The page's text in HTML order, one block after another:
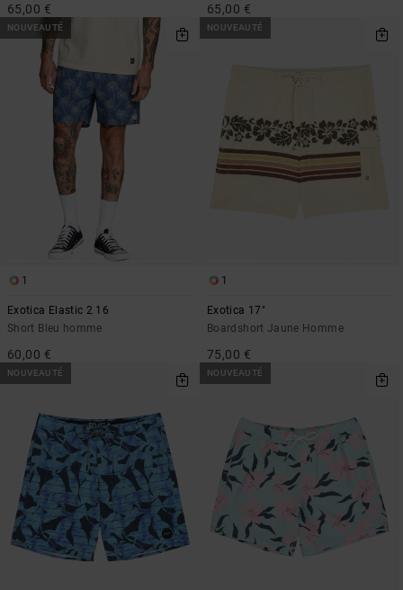
65,00 € 65,00 €
NOUVEAUTÉ
1
Exotica Elastic 2 16
Short Bleu homme
60,00 €
NOUVEAUTÉ
1
Exotica 17"
Boardshort Jaune Homme
75,00 €
NOUVEAUTÉ NOUVEAUTÉ